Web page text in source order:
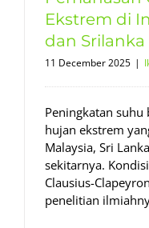
Ekstrem di
dan Srilanka
11 December 2025 |
Peningkatan
hujan ekstrem
Malaysia, Sri
sekitarnya.
Clausius-
penelitian